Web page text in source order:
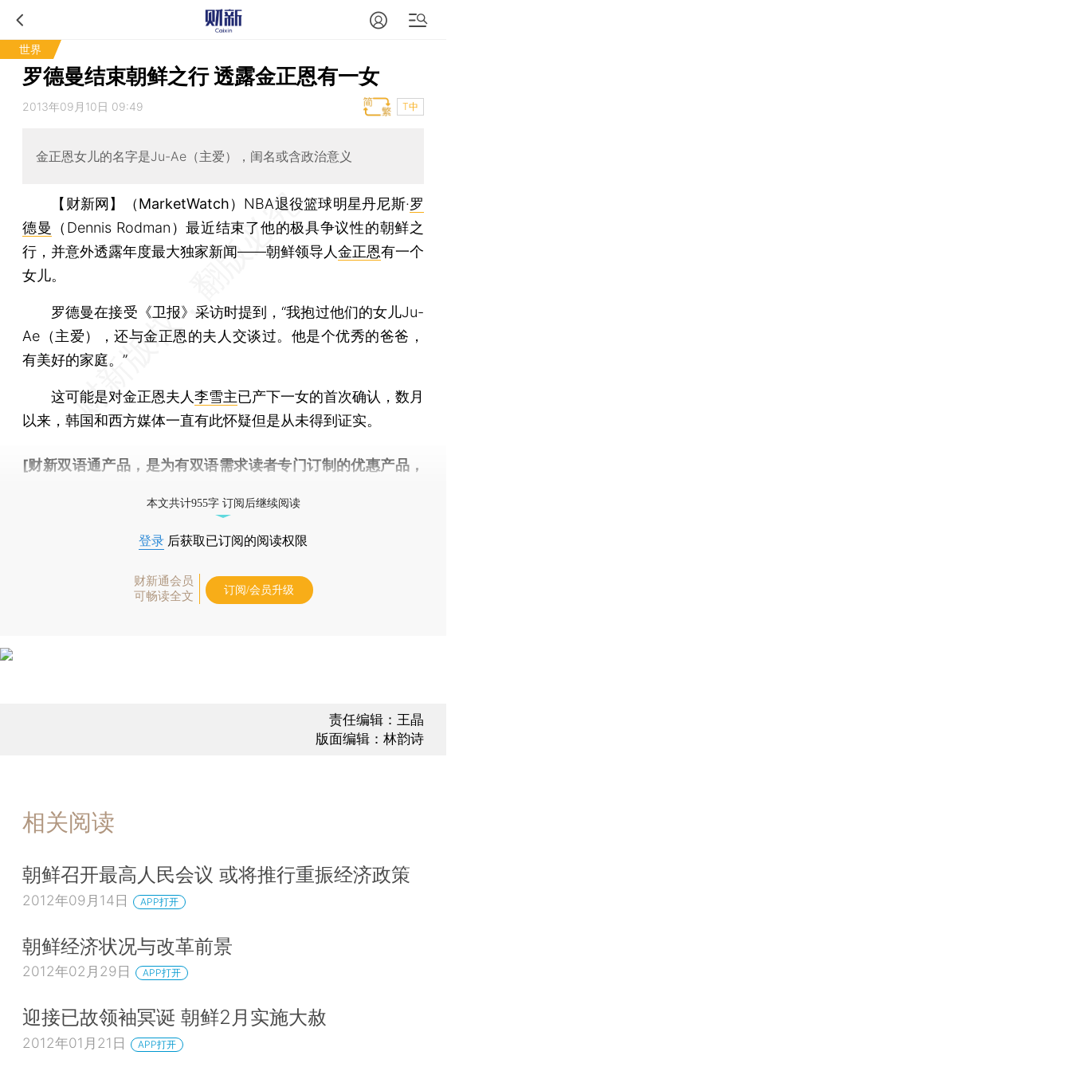
世界
罗德曼结束朝鲜之行 透露金正恩有一女
2013年09月10日 09:49 T中
金正恩女儿的名字是Ju-Ae（主爱），闺名或含政治意义
【财新网】（MarketWatch） NBA退役篮球明星丹尼斯·罗
德曼
（Dennis Rodman）最近结束了他的极具争议性的朝鲜之
行，并意外透露年度最大独家新闻——朝鲜领导人金正恩有一个
女儿。
罗德曼在接受《卫报》采访时提到，“我抱过他们的女儿Ju-
Ae（主爱），还与金正恩的夫人交谈过。他是个优秀的爸爸，
有美好的家庭。”
这可能是对金正恩夫人李雪主已产下一女的首次确认，数月
以来，韩国和西方媒体一直有此怀疑但是从未得到证实。
[财新双语通产品，是为有双语需求读者专门订制的优惠产品，
本文共计955字 订阅后继续阅读
登录 后获取已订阅的阅读权限
财新通会员
可畅读全文
订阅/会员升级
责任编辑：王晶
版面编辑：林韵诗
相关阅读
朝鲜召开最高人民会议 或将推行重振经济政策
2012年09月14日 APP打开
朝鲜经济状况与改革前景
2012年02月29日 APP打开
迎接已故领袖冥诞 朝鲜2月实施大赦
2012年01月21日 APP打开